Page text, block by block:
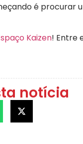
é procurar
Kaizen! Entre
notícia